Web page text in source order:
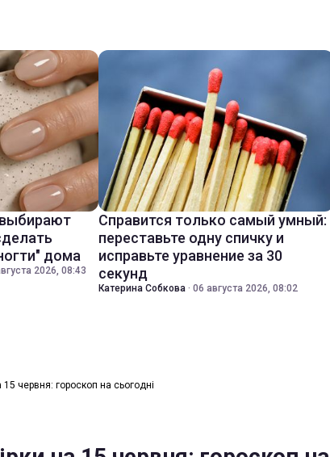
дома
2026, 08:43
Справится только самый умный:
переставьте одну спичку и
исправьте уравнение за 30
секунд
Катерина Собкова · 06 августа 2026, 08:02
15 червня: гороскоп на сьогодні